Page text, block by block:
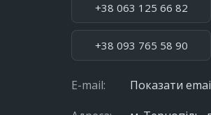
+38 063 125 66 82
+38 093 765 58 90
E-mail:
Показати